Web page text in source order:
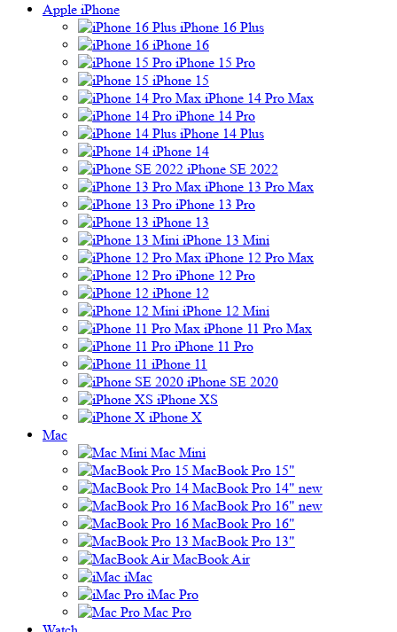
Apple iPhone
iPhone 16 Plus
iPhone 16
iPhone 15 Pro
iPhone 15
iPhone 14 Pro Max
iPhone 14 Pro
iPhone 14 Plus
iPhone 14
iPhone SE 2022
iPhone 13 Pro Max
iPhone 13 Pro
iPhone 13
iPhone 13 Mini
iPhone 12 Pro Max
iPhone 12 Pro
iPhone 12
iPhone 12 Mini
iPhone 11 Pro Max
iPhone 11 Pro
iPhone 11
iPhone SE 2020
iPhone XS
iPhone X
Mac
Mac Mini
MacBook Pro 15"
MacBook Pro 14" new
MacBook Pro 16" new
MacBook Pro 16"
MacBook Pro 13"
MacBook Air
iMac
iMac Pro
Mac Pro